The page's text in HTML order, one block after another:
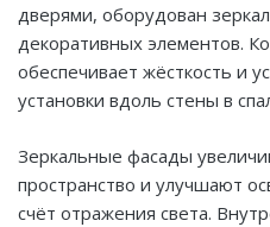
дверями, оборудован
декоративных элементов.
обеспечивает жёсткость и
установки вдоль стены в
Зеркальные фасады
пространство и улучшают
счёт отражения света.